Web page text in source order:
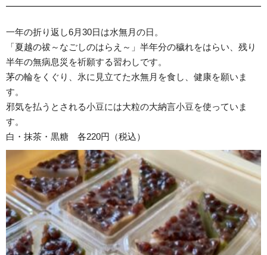
一年の折り返し6月30日は水無月の日。
「夏越の祓～なごしのはらえ～」半年分の穢れをはらい、残り
半年の無病息災を祈願する習わしです。
茅の輪をくぐり、氷に見立てた水無月を食し、健康を願いま
す。
邪気を払うとされる小豆には大粒の大納言小豆を使っていま
す。
白・抹茶・黒糖 各220円（税込）